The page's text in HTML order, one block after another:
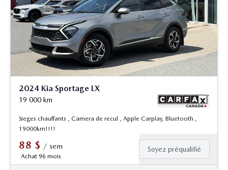
2024 Kia Sportage LX
19 000 km
Sieges chauffants , Camera de recul , Apple Carplay, Bluetooth ,
19000km!!!!
88 $ / sem
Achat 96 mois
Soyez préqualifié